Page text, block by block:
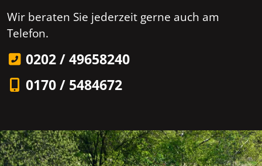
Wir beraten Sie jederzeit gerne auch am
Telefon.
0202 / 49658240
0170 / 5484672